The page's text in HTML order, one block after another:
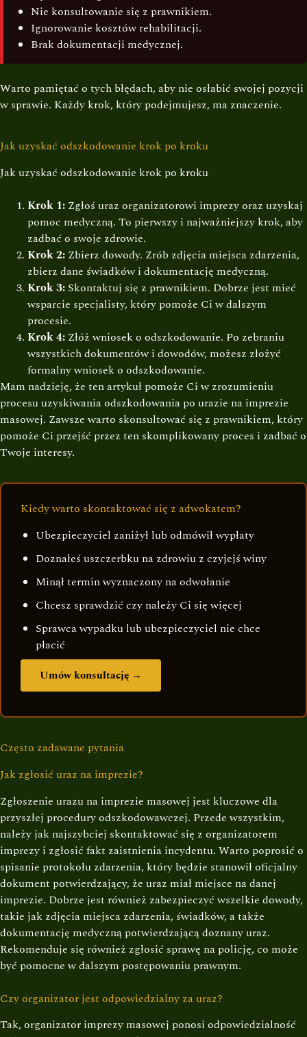
Nie konsultowanie się z prawnikiem.
Ignorowanie kosztów rehabilitacji.
Brak dokumentacji medycznej.
Warto pamiętać o tych błędach, aby nie osłabić swojej pozycji
w sprawie. Każdy krok, który podejmujesz, ma znaczenie.
Jak uzyskać odszkodowanie krok po kroku
Jak uzyskać odszkodowanie krok po kroku
Krok 1: Zgłoś uraz organizatorowi imprezy oraz uzyskaj
pomoc medyczną. To pierwszy i najważniejszy krok, aby
zadbać o swoje zdrowie.
Krok 2: Zbierz dowody. Zrób zdjęcia miejsca zdarzenia,
zbierz dane świadków i dokumentację medyczną.
Krok 3: Skontaktuj się z prawnikiem. Dobrze jest mieć
wsparcie specjalisty, który pomoże Ci w dalszym
procesie.
Krok 4: Złóż wniosek o odszkodowanie. Po zebraniu
wszystkich dokumentów i dowodów, możesz złożyć
formalny wniosek o odszkodowanie.
Mam nadzieję, że ten artykuł pomoże Ci w zrozumieniu
procesu uzyskiwania odszkodowania po urazie na imprezie
masowej. Zawsze warto skonsultować się z prawnikiem, który
pomoże Ci przejść przez ten skomplikowany proces i zadbać o
Twoje interesy.
Kiedy warto skontaktować się z adwokatem?
Ubezpieczyciel zaniżył lub odmówił wypłaty
Doznałeś uszczerbku na zdrowiu z czyjejś winy
Minął termin wyznaczony na odwołanie
Chcesz sprawdzić czy należy Ci się więcej
Sprawca wypadku lub ubezpieczyciel nie chce
płacić
Umów konsultację →
Często zadawane pytania
Jak zgłosić uraz na imprezie?
Zgłoszenie urazu na imprezie masowej jest kluczowe dla
przyszłej procedury odszkodowawczej. Przede wszystkim,
należy jak najszybciej skontaktować się z organizatorem
imprezy i zgłosić fakt zaistnienia incydentu. Warto poprosić o
spisanie protokołu zdarzenia, który będzie stanowił oficjalny
dokument potwierdzający, że uraz miał miejsce na danej
imprezie. Dobrze jest również zabezpieczyć wszelkie dowody,
takie jak zdjęcia miejsca zdarzenia, świadków, a także
dokumentację medyczną potwierdzającą doznany uraz.
Rekomenduje się również zgłosić sprawę na policję, co może
być pomocne w dalszym postępowaniu prawnym.
Czy organizator jest odpowiedzialny za uraz?
Tak, organizator imprezy masowej ponosi odpowiedzialność